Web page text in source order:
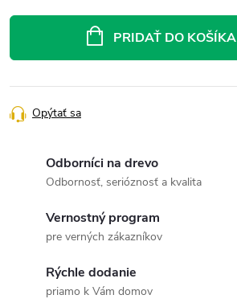
PRIDAŤ DO KOŠÍKA
Opýtať sa
Odborníci na drevo
Odbornosť, serióznosť a kvalita
Vernostný program
pre verných zákazníkov
Rýchle dodanie
priamo k Vám domov